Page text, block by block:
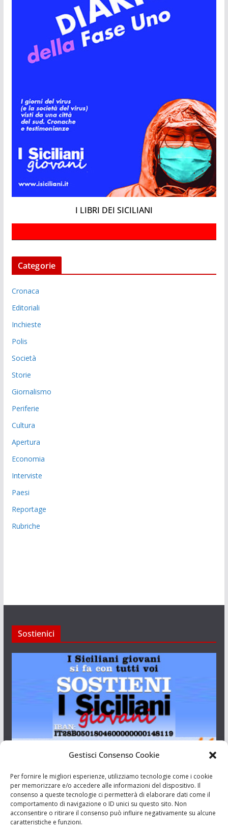
Gestisci Consenso Cookie
Per fornire le migliori esperienze, utilizziamo tecnologie come i cookie
per memorizzare e/o accedere alle informazioni del dispositivo. Il
consenso a queste tecnologie ci permetterà di elaborare dati come il
comportamento di navigazione o ID unici su questo sito. Non
acconsentire o ritirare il consenso può influire negativamente su alcune
caratteristiche e funzioni.
I LIBRI DEI SICILIANI
Categorie
Cronaca
Editoriali
Inchieste
Polis
Società
Storie
Giornalismo
Periferie
Cultura
Apertura
Economia
Interviste
Paesi
Reportage
Rubriche
Sostienici
Aut. del tribunale di Catania n.23/2011 del 20/09/2011 Dir.
Resp. Riccardo Orioles.